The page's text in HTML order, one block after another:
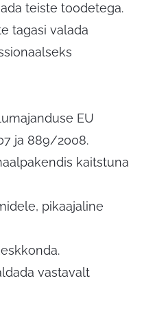
teiste toodetega.
tagasi valada
EU
ja 889/2008.
kaitstuna
pikaajaline
vastavalt